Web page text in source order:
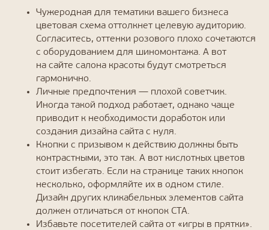
Чужеродная для тематики вашего бизнеса
цветовая схема оттолкнет целевую аудиторию.
Согласитесь, оттенки розового плохо сочетаются
с оборудованием для шиномонтажа. А вот
на сайте салона красоты будут смотреться
гармонично.
Личные предпочтения — плохой советчик.
Иногда такой подход работает, однако чаще
приводит к необходимости доработок или
создания дизайна сайта с нуля.
Кнопки с призывом к действию должны быть
контрастными, это так. А вот кислотных цветов
стоит избегать. Если на странице таких кнопок
несколько, оформляйте их в одном стиле.
Дизайн других кликабельных элементов сайта
должен отличаться от кнопок CTA.
Избавьте посетителей сайта от «игры в прятки».